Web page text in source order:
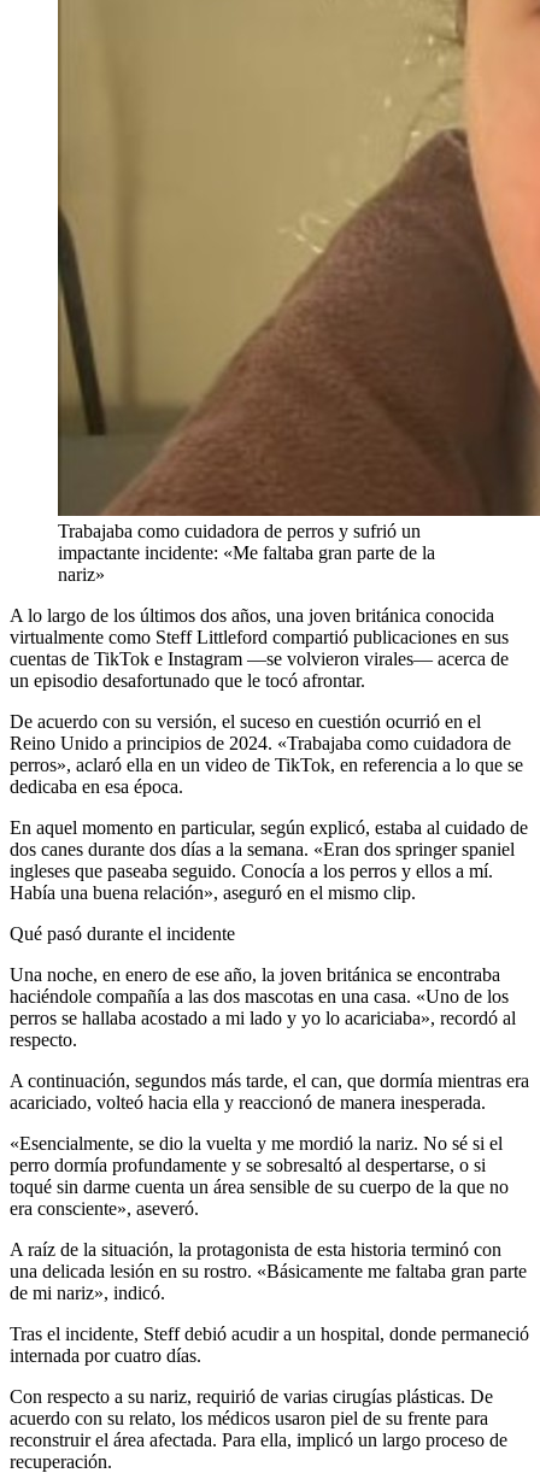
Trabajaba como cuidadora de perros y sufrió un
impactante incidente: «Me faltaba gran parte de la
nariz»
A lo largo de los últimos dos años, una joven británica conocida
virtualmente como Steff Littleford compartió publicaciones en sus
cuentas de TikTok e Instagram —se volvieron virales— acerca de
un episodio desafortunado que le tocó afrontar.
De acuerdo con su versión, el suceso en cuestión ocurrió en el
Reino Unido a principios de 2024. «Trabajaba como cuidadora de
perros», aclaró ella en un video de TikTok, en referencia a lo que se
dedicaba en esa época.
En aquel momento en particular, según explicó, estaba al cuidado de
dos canes durante dos días a la semana. «Eran dos springer spaniel
ingleses que paseaba seguido. Conocía a los perros y ellos a mí.
Había una buena relación», aseguró en el mismo clip.
Qué pasó durante el incidente
Una noche, en enero de ese año, la joven británica se encontraba
haciéndole compañía a las dos mascotas en una casa. «Uno de los
perros se hallaba acostado a mi lado y yo lo acariciaba», recordó al
respecto.
A continuación, segundos más tarde, el can, que dormía mientras era
acariciado, volteó hacia ella y reaccionó de manera inesperada.
«Esencialmente, se dio la vuelta y me mordió la nariz. No sé si el
perro dormía profundamente y se sobresaltó al despertarse, o si
toqué sin darme cuenta un área sensible de su cuerpo de la que no
era consciente», aseveró.
A raíz de la situación, la protagonista de esta historia terminó con
una delicada lesión en su rostro. «Básicamente me faltaba gran parte
de mi nariz», indicó.
Tras el incidente, Steff debió acudir a un hospital, donde permaneció
internada por cuatro días.
Con respecto a su nariz, requirió de varias cirugías plásticas. De
acuerdo con su relato, los médicos usaron piel de su frente para
reconstruir el área afectada. Para ella, implicó un largo proceso de
recuperación.